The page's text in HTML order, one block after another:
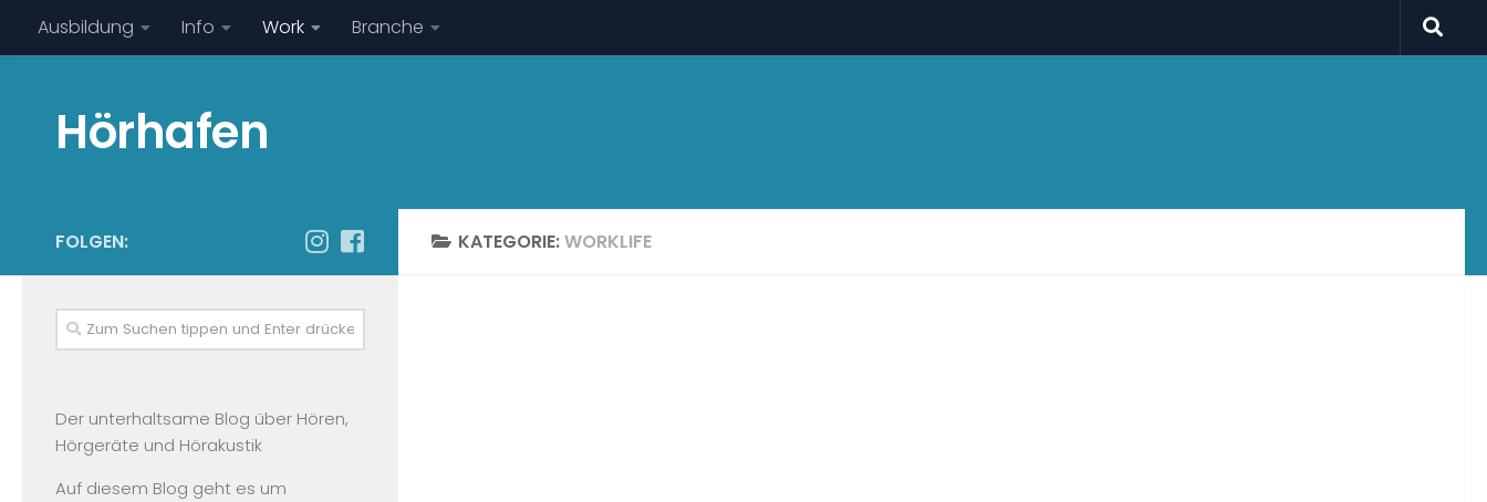
Ausbildung Info Work Branche
Hörhafen
KATEGORIE:WORKLIFE
FOLGEN:
Der unterhaltsame Blog über Hören,
Hörgeräte und Hörakustik
Auf diesem Blog geht es um